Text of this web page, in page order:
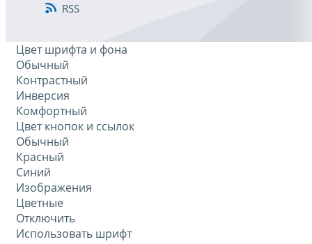
RSS
Цвет шрифта и фона
Обычный
Контрастный
Инверсия
Комфортный
Цвет кнопок и ссылок
Обычный
Красный
Синий
Изображения
Цветные
Отключить
Использовать шрифт